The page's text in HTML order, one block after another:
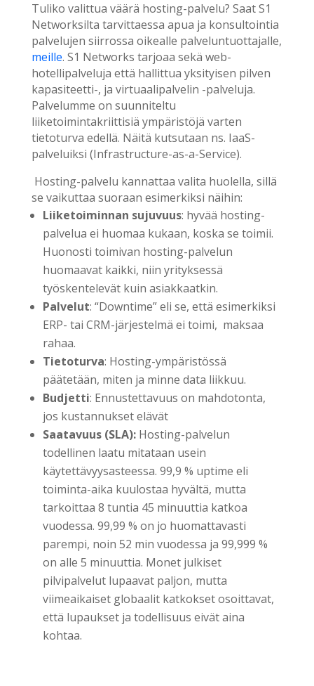
Tuliko valittua väärä hosting-palvelu? Saat S1
Networksilta tarvittaessa apua ja konsultointia
palvelujen siirrossa oikealle palveluntuottajalle,
meille. S1 Networks tarjoaa sekä web-
hotellipalveluja että hallittua yksityisen pilven
kapasiteetti-, ja virtuaalipalvelin -palveluja.
Palvelumme on suunniteltu
liiketoimintakriittisiä ympäristöjä varten
tietoturva edellä. Näitä kutsutaan ns. IaaS-
palveluiksi (Infrastructure-as-a-Service).
Hosting-palvelu kannattaa valita huolella, sillä
se vaikuttaa suoraan esimerkiksi näihin:
Liiketoiminnan sujuvuus: hyvää hosting-
palvelua ei huomaa kukaan, koska se toimii.
Huonosti toimivan hosting-palvelun
huomaavat kaikki, niin yrityksessä
työskentelevät kuin asiakkaatkin.
Palvelut: “Downtime” eli se, että esimerkiksi
ERP- tai CRM-järjestelmä ei toimi, maksaa
rahaa.
Tietoturva: Hosting-ympäristössä
päätetään, miten ja minne data liikkuu.
Budjetti: Ennustettavuus on mahdotonta,
jos kustannukset elävät
Saatavuus (SLA):Hosting-palvelun
todellinen laatu mitataan usein
käytettävyysasteessa. 99,9 % uptime eli
toiminta-aika kuulostaa hyvältä, mutta
tarkoittaa 8 tuntia 45 minuuttia katkoa
vuodessa. 99,99 % on jo huomattavasti
parempi, noin 52 min vuodessa ja 99,999 %
on alle 5 minuuttia. Monet julkiset
pilvipalvelut lupaavat paljon, mutta
viimeaikaiset globaalit katkokset osoittavat,
että lupaukset ja todellisuus eivät aina
kohtaa.